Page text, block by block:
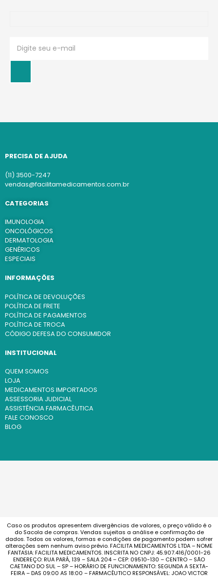
PRECISA DE AJUDA
(11) 3500-7247
vendas@facilitamedicamentos.com.br
CATEGORIAS
IMUNOLOGIA
ONCOLÓGICOS
DERMATOLOGIA
GENÉRICOS
ESPECIAIS
INFORMAÇÕES
POLÍTICA DE DEVOLUÇÕES
POLÍTICA DE FRETE
POLÍTICA DE PAGAMENTOS
POLÍTICA DE TROCA
CÓDIGO DEFESA DO CONSUMIDOR
INSTITUCIONAL
QUEM SOMOS
LOJA
MEDICAMENTOS IMPORTADOS
ASSESSORIA JUDICIAL
ASSISTÊNCIA FARMACÊUTICA
FALE CONOSCO
BLOG
Caso os produtos apresentem divergências de valores, o preço válido é o
do Sacola de compras. Vendas sujeitas a análise e confirmação de
dados. Todos os valores, formas e condições de pagamento podem sofrer
alterações sem nenhum aviso prévio. FACILITA MEDICAMENTOS LTDA – NOME
FANTASIA: FACILITA MEDICAMENTOS. INSCRITA NO CNPJ: 45.907.416/0001-26
ENDEREÇO: RUA PARÁ, 139 – SALA 204 – CEP: 09510-130 – CENTRO – SÃO
CAETANO DO SUL – SP – HORÁRIO DE FUNCIONAMENTO: SEGUNDA A SEXTA-
FEIRA – DAS 09:00 AS 18:00 – FARMACÊUTICO RESPONSÁVEL: JOAO VICTOR